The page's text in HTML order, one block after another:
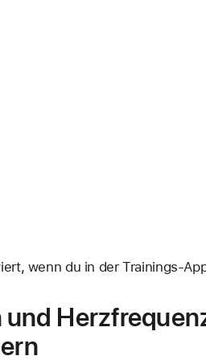
wenn du in der Trainings-